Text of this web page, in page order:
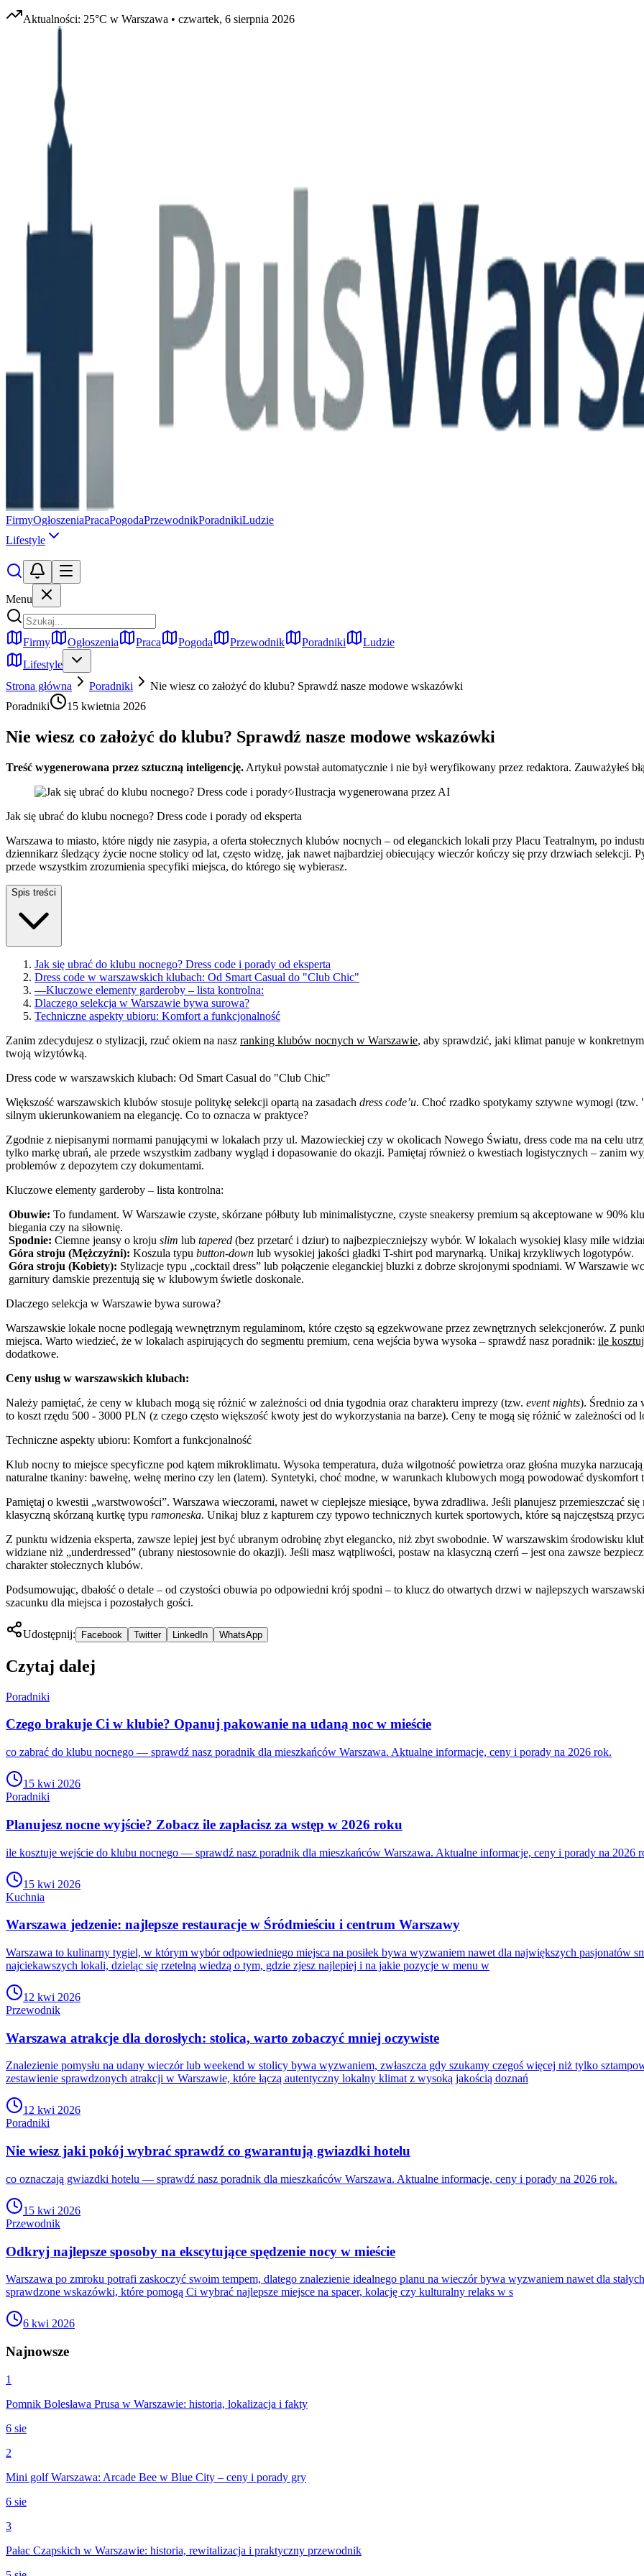
Aktualności: 25°C w Warszawa • czwartek, 6 sierpnia 2026
FirmyOgłoszeniaPracaPogodaPrzewodnikPoradnikiLudzie
Lifestyle
Menu
Firmy Ogłoszenia Praca Pogoda Przewodnik Poradniki
Ludzie
Lifestyle
Strona główna
Poradniki
Nie wiesz co założyć do klubu? Sprawdź nasze modowe wskazówki
Poradniki
15 kwietnia 2026
Nie wiesz co założyć do klubu? Sprawdź nasze modowe wskazówki
Treść wygenerowana przez sztuczną inteligencję. Artykuł powstał automatycznie i nie był weryfikowany przez redaktora. Zauważyłeś
Ilustracja wygenerowana przez AI
Jak się ubrać do klubu nocnego? Dress code i porady od eksperta
Warszawa to miasto, które nigdy nie zasypia, a oferta stołecznych klubów nocnych – od eleganckich lokali przy Placu Teatralnym, po
dziennikarz śledzący życie nocne stolicy od lat, często widzę, jak nawet najbardziej obiecujący wieczór kończy się przy drzwiach selekcji.
przede wszystkim zrozumienia specyfiki miejsca, do którego się wybierasz.
Spis treści
Jak się ubrać do klubu nocnego? Dress code i porady od eksperta
Dress code w warszawskich klubach: Od Smart Casual do "Club Chic"
—Kluczowe elementy garderoby – lista kontrolna:
Dlaczego selekcja w Warszawie bywa surowa?
Techniczne aspekty ubioru: Komfort a funkcjonalność
Zanim zdecydujesz o stylizacji, rzuć okiem na nasz ranking klubów nocnych w Warszawie, aby sprawdzić, jaki klimat panuje w
twoją wizytówką.
Dress code w warszawskich klubach: Od Smart Casual do "Club Chic"
Większość warszawskich klubów stosuje politykę selekcji opartą na zasadach dress code’u. Choć rzadko spotykamy sztywne wymogi
silnym ukierunkowaniem na elegancję. Co to oznacza w praktyce?
Zgodnie z niepisanymi normami panującymi w lokalach przy ul. Mazowieckiej czy w okolicach Nowego Światu, dress code ma na celu
tylko markę ubrań, ale przede wszystkim zadbany wygląd i dopasowanie do okazji. Pamiętaj również o kwestiach logistycznych – zanim
problemów z depozytem czy dokumentami.
Kluczowe elementy garderoby – lista kontrolna:
Obuwie: To fundament. W Warszawie czyste, skórzane półbuty lub minimalistyczne, czyste sneakersy premium są akceptowane w 90%
biegania czy na siłownię.
Spodnie: Ciemne jeansy o kroju slim lub tapered (bez przetarć i dziur) to najbezpieczniejszy wybór. W lokalach wysokiej klasy mile
Góra stroju (Mężczyźni): Koszula typu button-down lub wysokiej jakości gładki T-shirt pod marynarką. Unikaj krzykliwych logotypów.
Góra stroju (Kobiety): Stylizacje typu „cocktail dress” lub połączenie eleganckiej bluzki z dobrze skrojonymi spodniami. W Warszawie
garnitury damskie prezentują się w klubowym świetle doskonale.
Dlaczego selekcja w Warszawie bywa surowa?
Warszawskie lokale nocne podlegają wewnętrznym regulaminom, które często są egzekwowane przez zewnętrznych selekcjonerów. Z
miejsca. Warto wiedzieć, że w lokalach aspirujących do segmentu premium, cena wejścia bywa wysoka – sprawdź nasz poradnik: ile
dodatkowe.
Ceny usług w warszawskich klubach:
Należy pamiętać, że ceny w klubach mogą się różnić w zależności od dnia tygodnia oraz charakteru imprezy (tzw. event nights). Średnio za
to koszt rzędu 500 - 3000 PLN (z czego często większość kwoty jest do wykorzystania na barze). Ceny te mogą się różnić w zależności
Techniczne aspekty ubioru: Komfort a funkcjonalność
Klub nocny to miejsce specyficzne pod kątem mikroklimatu. Wysoka temperatura, duża wilgotność powietrza oraz głośna muzyka
naturalne tkaniny: bawełnę, wełnę merino czy len (latem). Syntetyki, choć modne, w warunkach klubowych mogą powodować dyskomfort
Pamiętaj o kwestii „warstwowości”. Warszawa wieczorami, nawet w cieplejsze miesiące, bywa zdradliwa. Jeśli planujesz przemieszczać
klasyczną skórzaną kurtkę typu ramoneska. Unikaj bluz z kapturem czy typowo technicznych kurtek sportowych, które są najczęstszą
Z punktu widzenia eksperta, zawsze lepiej jest być ubranym odrobinę zbyt elegancko, niż zbyt swobodnie. W warszawskim środowisku
widziane niż „underdressed” (ubrany niestosownie do okazji). Jeśli masz wątpliwości, postaw na klasyczną czerń – jest ona zawsze
charakter stołecznych klubów.
Podsumowując, dbałość o detale – od czystości obuwia po odpowiedni krój spodni – to klucz do otwartych drzwi w najlepszych
szacunku dla miejsca i pozostałych gości.
Udostępnij: Facebook Twitter LinkedIn WhatsApp
Czytaj dalej
Poradniki
Czego brakuje Ci w klubie? Opanuj pakowanie na udaną noc w mieście
co zabrać do klubu nocnego — sprawdź nasz poradnik dla mieszkańców Warszawa. Aktualne informacje, ceny i porady na 2026 rok.
15 kwi 2026
Poradniki
Planujesz nocne wyjście? Zobacz ile zapłacisz za wstęp w 2026 roku
ile kosztuje wejście do klubu nocnego — sprawdź nasz poradnik dla mieszkańców Warszawa. Aktualne informacje, ceny i porady na 2026
15 kwi 2026
Kuchnia
Warszawa jedzenie: najlepsze restauracje w Śródmieściu i centrum Warszawy
Warszawa to kulinarny tygiel, w którym wybór odpowiedniego miejsca na posiłek bywa wyzwaniem nawet dla największych pasjonatów
najciekawszych lokali, dzieląc się rzetelną wiedzą o tym, gdzie zjesz najlepiej i na jakie pozycje w menu w
12 kwi 2026
Przewodnik
Warszawa atrakcje dla dorosłych: stolica, warto zobaczyć mniej oczywiste
Znalezienie pomysłu na udany wieczór lub weekend w stolicy bywa wyzwaniem, zwłaszcza gdy szukamy czegoś więcej niż tylko
zestawienie sprawdzonych atrakcji w Warszawie, które łączą autentyczny lokalny klimat z wysoką jakością doznań
12 kwi 2026
Poradniki
Nie wiesz jaki pokój wybrać sprawdź co gwarantują gwiazdki hotelu
co oznaczają gwiazdki hotelu — sprawdź nasz poradnik dla mieszkańców Warszawa. Aktualne informacje, ceny i porady na 2026 rok.
15 kwi 2026
Przewodnik
Odkryj najlepsze sposoby na ekscytujące spędzenie nocy w mieście
Warszawa po zmroku potrafi zaskoczyć swoim tempem, dlatego znalezienie idealnego planu na wieczór bywa wyzwaniem nawet dla
sprawdzone wskazówki, które pomogą Ci wybrać najlepsze miejsce na spacer, kolację czy kulturalny relaks w s
6 kwi 2026
Najnowsze
1
Pomnik Bolesława Prusa w Warszawie: historia, lokalizacja i fakty
6 sie
2
Mini golf Warszawa: Arcade Bee w Blue City – ceny i porady gry
6 sie
3
Pałac Czapskich w Warszawie: historia, rewitalizacja i praktyczny przewodnik